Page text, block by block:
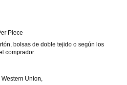
Piece
bolsas de doble tejido o según los
comprador.
Western Union,